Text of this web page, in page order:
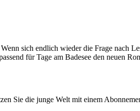
sich endlich wieder die Frage nach
für Tage am Badesee den neuen
Sie die junge Welt mit einem